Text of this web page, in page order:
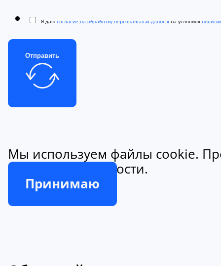
Я даю согласие на обработку персональных данных на условиях
Отправить
Мы используем файлы cookie.
конфиденциальности.
Принимаю